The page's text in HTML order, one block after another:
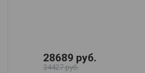
28689 руб.
34427 руб.